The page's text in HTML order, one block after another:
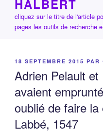
HALBERT
cliquez sur le titre de l'article
pages les outils de recherche
PUBLIÉ
18 SEPTEMBRE 2015 PAR
Adrien Pelault
avaient
oublié de faire
Labbé, 1547